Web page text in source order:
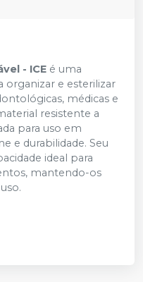
- ICE é uma
organizar e esterilizar
médicas e
resistente a
para uso em
e durabilidade. Seu
ideal para
mantendo-os